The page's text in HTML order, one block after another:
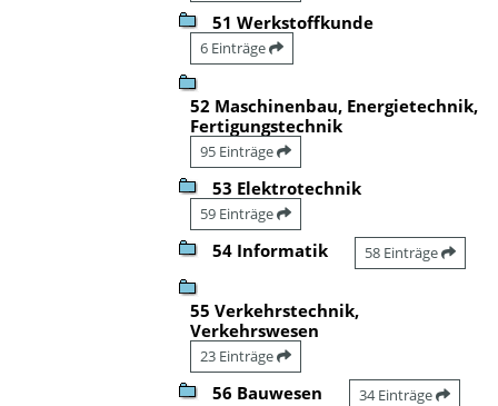
51 Werkstoffkunde
6 Einträge
52 Maschinenbau, Energietechnik,
Fertigungstechnik
95 Einträge
53 Elektrotechnik
59 Einträge
54 Informatik 58 Einträge
55 Verkehrstechnik,
Verkehrswesen
23 Einträge
56 Bauwesen 34 Einträge